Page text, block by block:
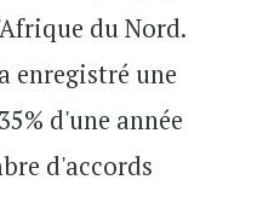
du Nord.
enregistré une
d'une année
d'accords